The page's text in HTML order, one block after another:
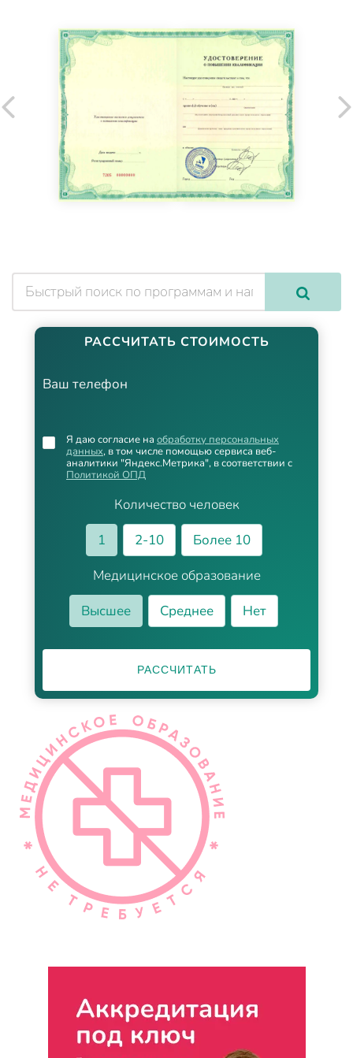
РАССЧИТАТЬ СТОИМОСТЬ
Ваш телефон
Количество человек
1
2-10
Более 10
Медицинское образование
Высшее
Среднее Нет
Я даю согласие на обработку персональных
данных, в том числе помощью сервиса веб-
аналитики "Яндекс.Метрика", в соответствии с
Политикой ОПД
РАССЧИТАТЬ